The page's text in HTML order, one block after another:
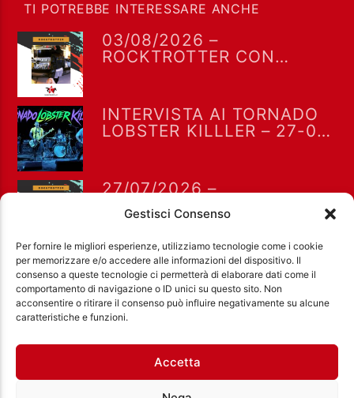
Gestisci Consenso
Per fornire le migliori esperienze, utilizziamo tecnologie come i cookie
per memorizzare e/o accedere alle informazioni del dispositivo. Il
consenso a queste tecnologie ci permetterà di elaborare dati come il
comportamento di navigazione o ID unici su questo sito. Non
acconsentire o ritirare il consenso può influire negativamente su alcune
caratteristiche e funzioni.
Accetta
TI POTREBBE INTERESSARE ANCHE
03/08/2026 –
ROCKTROTTER CON
INTERVISTA AI TORNADO
LOBSTER KILLLER – 27-07-
27/07/2026 –
ROCKTROTTER CON
ELEONORA TAGLIAFICO
Ass. Cult. Dissociazione - Codice fiscale:
Città Aperta via di Casal Bruciato 31/A, Roma